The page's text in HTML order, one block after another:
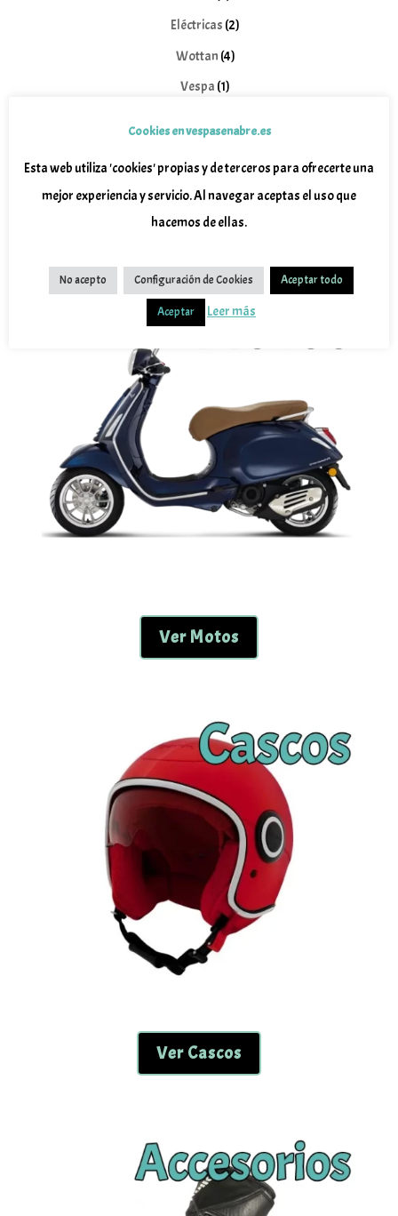
productos
Eléctricas 22
Wottan 44
Vespa 11
productos
Ver Motos
Ver Cascos
Cookies en vespasenabre.es
Esta web utiliza 'cookies' propias y de terceros para ofrecerte una
mejor experiencia y servicio. Al navegar aceptas el uso que
hacemos de ellas.
No acepto Configuración de Cookies Aceptar todo
Aceptar Leer más